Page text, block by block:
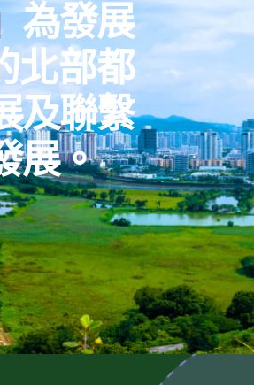
為發展
北部都
及聯繫
展。